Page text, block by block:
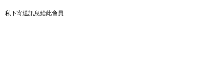
私下寄送訊息給此會員